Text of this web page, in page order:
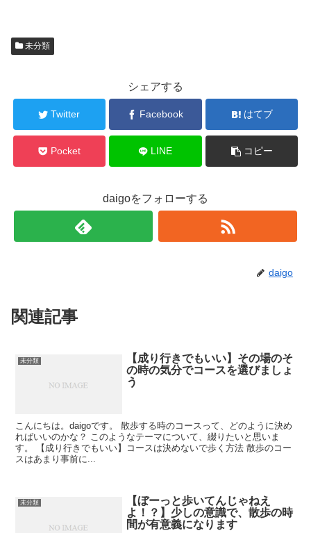
未分類
シェアする
Twitter Facebook はてブ
Pocket LINE コピー
daigoをフォローする
daigo
関連記事
未分類
【成り行きでもいい】その場のそ
の時の気分でコースを選びましょ
う
こんにちは。daigoです。 散歩する時のコースって、どのように決め
ればいいのかな？ このようなテーマについて、綴りたいと思いま
す。 【成り行きでもいい】コースは決めないで歩く方法 散歩のコー
スはあまり事前に...
未分類
【ぼーっと歩いてんじゃねえ
よ！？】少しの意識で、散歩の時
間が有意義になります